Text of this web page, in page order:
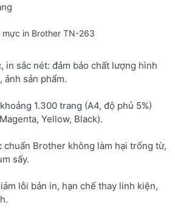
in Brother TN-263
in sắc nét: đảm bảo chất lượng hình
ảnh sản phẩm.
1.300 trang (A4, độ phủ 5%)
Yellow, Black).
chuẩn Brother không làm hại trống từ,
sấy.
lỗi bản in, hạn chế thay linh kiện,